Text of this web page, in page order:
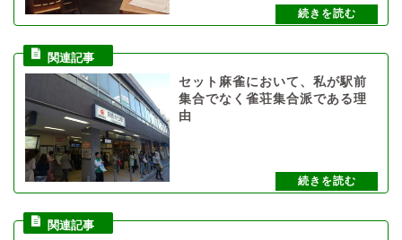
セット麻雀において、私が駅前
集合でなく雀荘集合派である理
由